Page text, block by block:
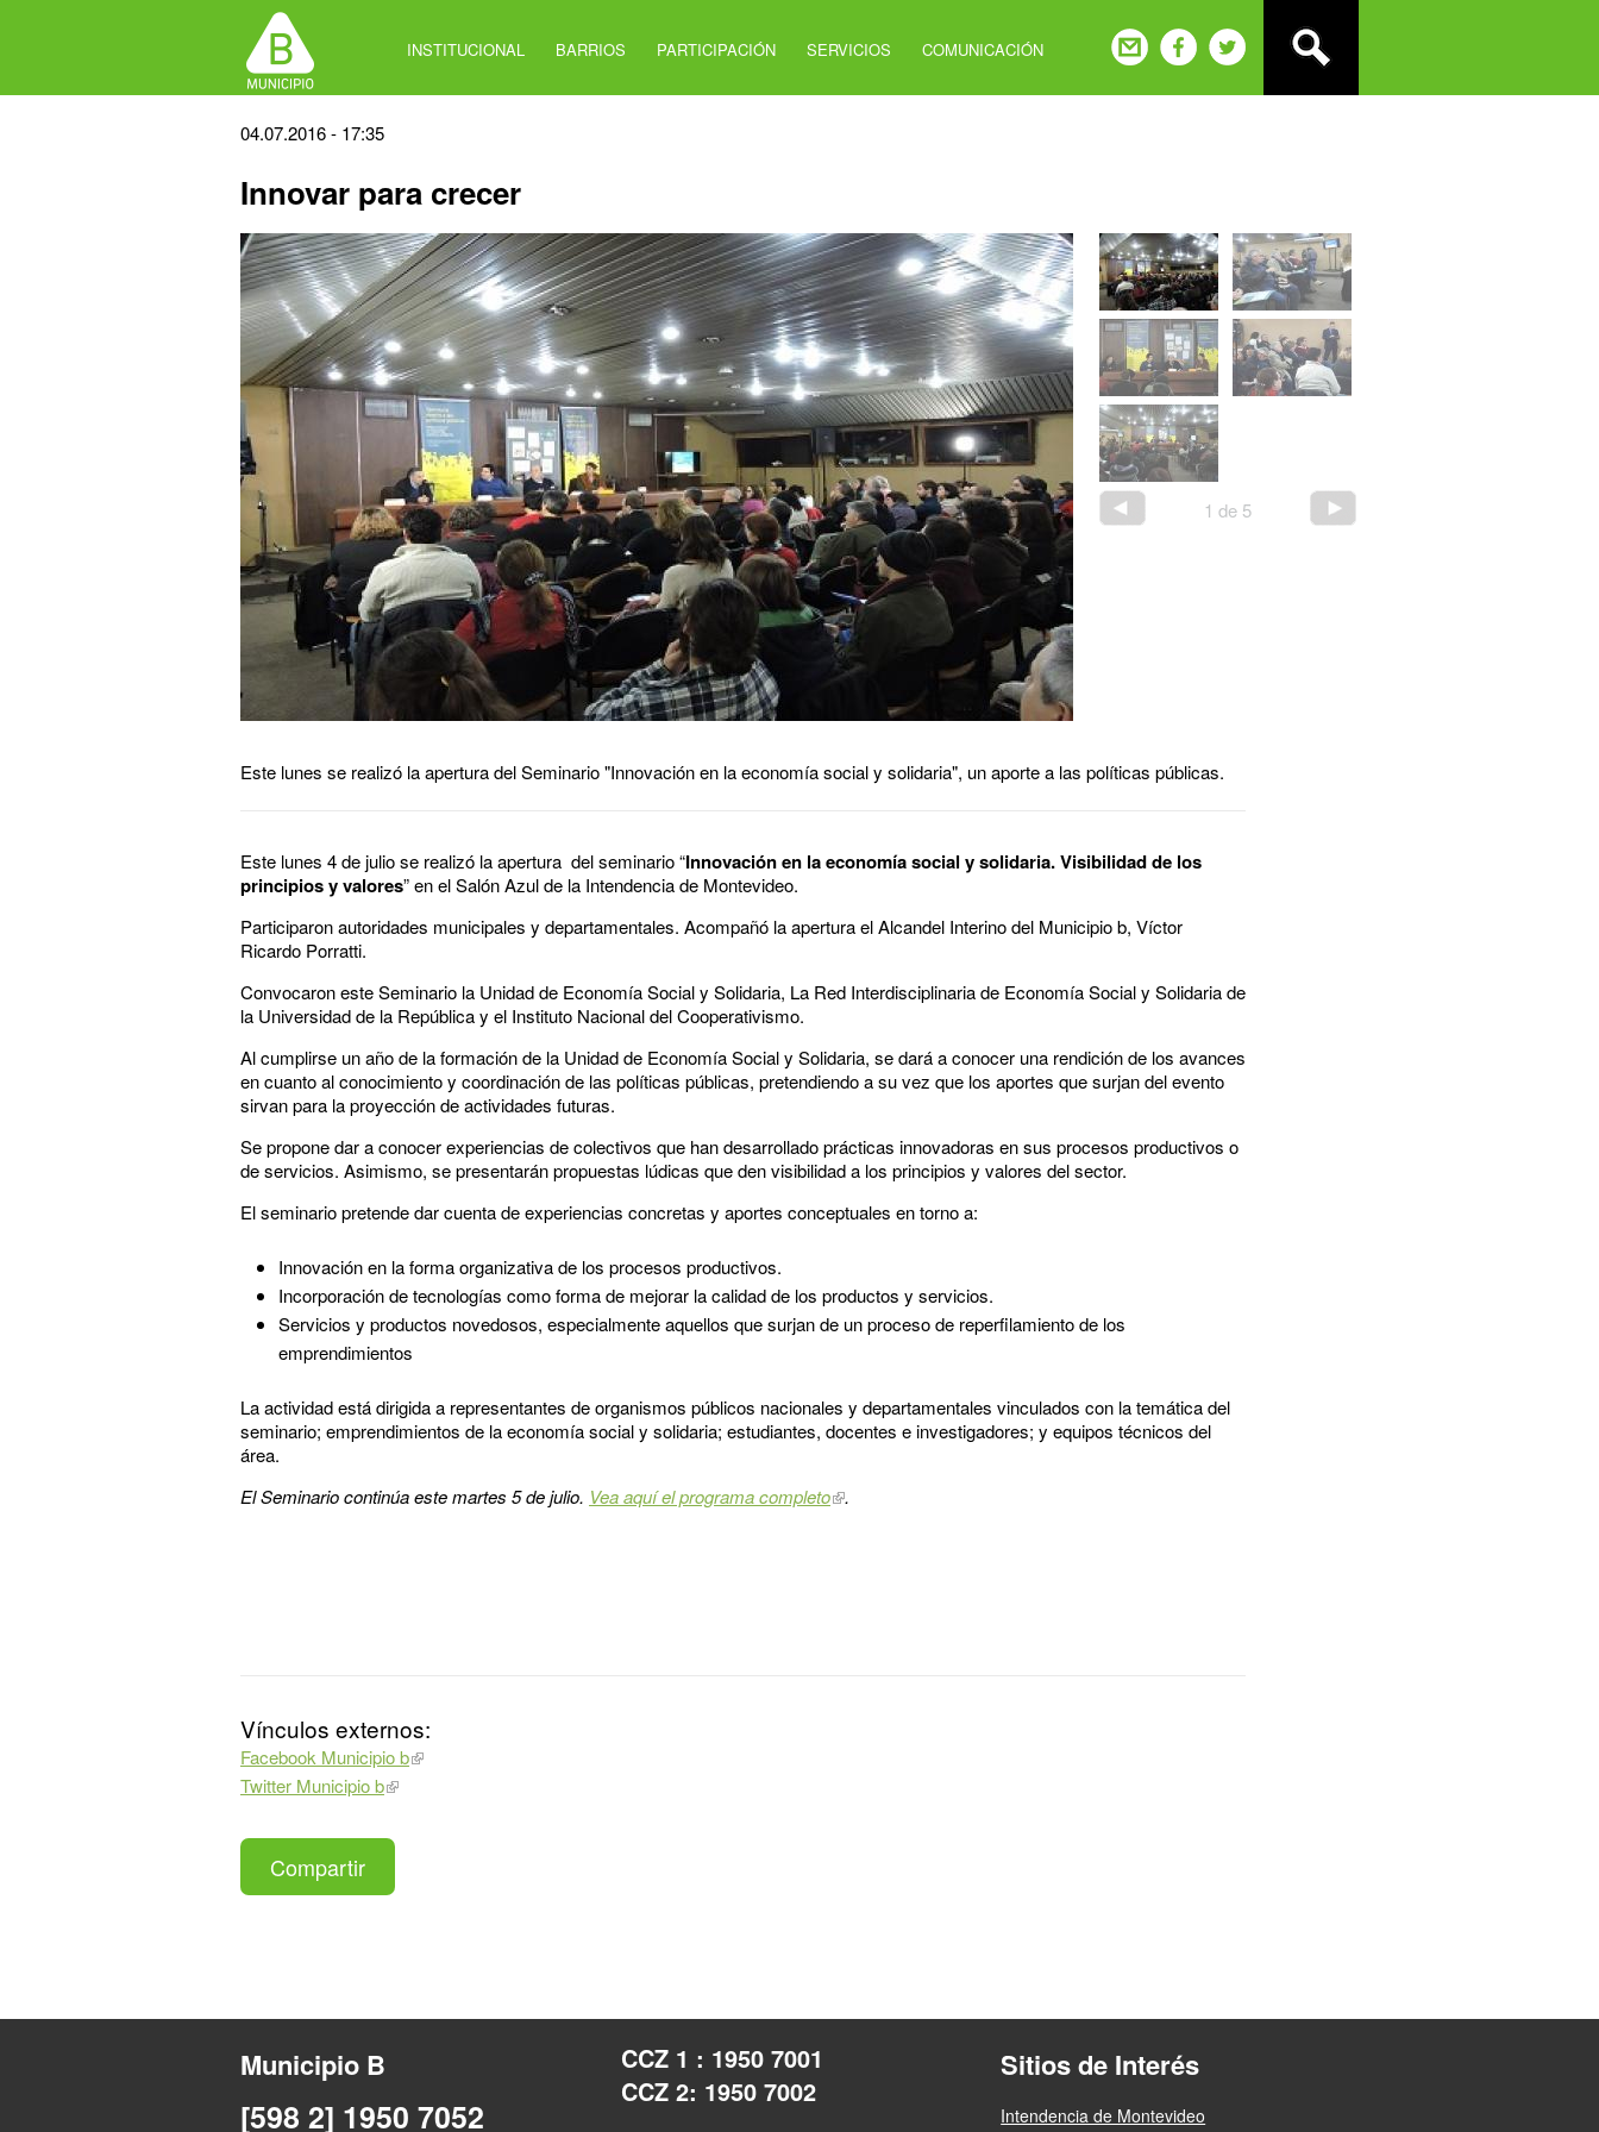
INSTITUCIONAL BARRIOS PARTICIPACIÓN SERVICIOS COMUNICACIÓN
Back
top
04.07.2016 - 17:35
Innovar para crecer
1 de 5
Este lunes se realizó la apertura del Seminario "Innovación en la economía social y solidaria", un aporte a las políticas públicas.
Este lunes 4 de julio se realizó la apertura del seminario “Innovación en la economía social y solidaria. Visibilidad de los
principios y valores” en el Salón Azul de la Intendencia de Montevideo.
Participaron autoridades municipales y departamentales. Acompañó la apertura el Alcandel Interino del Municipio b, Víctor
Ricardo Porratti.
Convocaron este Seminario la Unidad de Economía Social y Solidaria, La Red Interdisciplinaria de Economía Social y Solidaria de
la Universidad de la República y el Instituto Nacional del Cooperativismo.
Al cumplirse un año de la formación de la Unidad de Economía Social y Solidaria, se dará a conocer una rendición de los avances
en cuanto al conocimiento y coordinación de las políticas públicas, pretendiendo a su vez que los aportes que surjan del evento
sirvan para la proyección de actividades futuras.
Se propone dar a conocer experiencias de colectivos que han desarrollado prácticas innovadoras en sus procesos productivos o
de servicios. Asimismo, se presentarán propuestas lúdicas que den visibilidad a los principios y valores del sector.
El seminario pretende dar cuenta de experiencias concretas y aportes conceptuales en torno a:
Innovación en la forma organizativa de los procesos productivos.
Incorporación de tecnologías como forma de mejorar la calidad de los productos y servicios.
Servicios y productos novedosos, especialmente aquellos que surjan de un proceso de reperfilamiento de los
emprendimientos
La actividad está dirigida a representantes de organismos públicos nacionales y departamentales vinculados con la temática del
seminario; emprendimientos de la economía social y solidaria; estudiantes, docentes e investigadores; y equipos técnicos del
área.
El Seminario continúa este martes 5 de julio. Vea aquí el programa completo .
Vínculos externos:
Facebook Municipio b
Twitter Municipio b
Compartir
Municipio B
[598 2] 1950 7052
CCZ 1 : 1950 7001
CCZ 2: 1950 7002
Sitios de Interés
Intendencia de Montevideo